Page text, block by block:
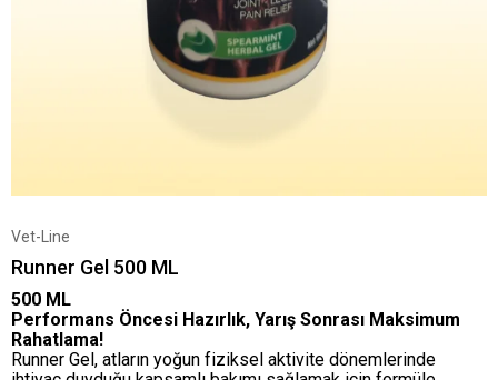
Vet-Line
Runner Gel 500 ML
500 ML
Performans Öncesi Hazırlık, Yarış Sonrası Maksimum
Rahatlama!
Runner Gel, atların yoğun fiziksel aktivite dönemlerinde